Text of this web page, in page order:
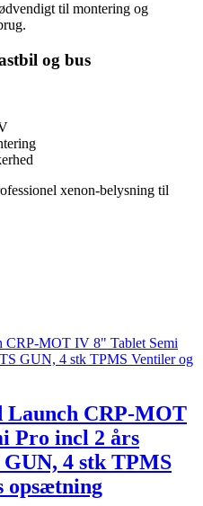
til montering og
og bus
xenon‑belysning til
Launch CRP-MOT
Pro incl 2 års
4 stk TPMS
opsætning